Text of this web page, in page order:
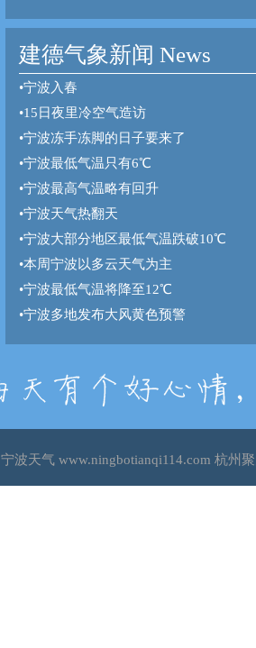
建德气象新闻 News
•宁波入春
•15日夜里冷空气造访
•宁波冻手冻脚的日子要来了
•宁波最低气温只有6℃
•宁波最高气温略有回升
•宁波天气热翻天
•宁波大部分地区最低气温跌破10℃
•本周宁波以多云天气为主
•宁波最低气温将降至12℃
•宁波多地发布大风黄色预警
宁波天气 www.ningbotianqi114.com 杭州